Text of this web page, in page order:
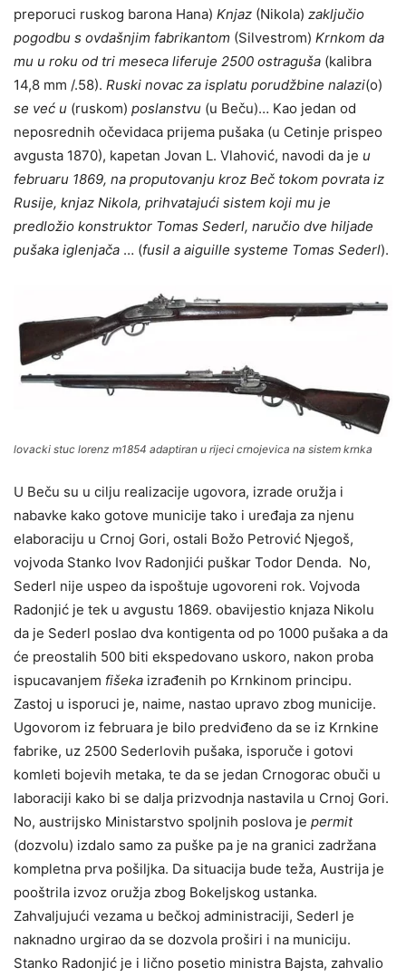
preporuci ruskog barona Hana) Knjaz (Nikola) zaključio
pogodbu s ovdašnjim fabrikantom (Silvestrom) Krnkom da
mu u roku od tri meseca liferuje 2500 ostraguša (kalibra
14,8 mm /.58). Ruski novac za isplatu porudžbine nalazi(o)
se već u (ruskom) poslanstvu (u Beču)… Kao jedan od
neposrednih očevidaca prijema pušaka (u Cetinje prispeo
avgusta 1870), kapetan Jovan L. Vlahović, navodi da je u
februaru 1869, na proputovanju kroz Beč tokom povrata iz
Rusije, knjaz Nikola, prihvatajući sistem koji mu je
predložio konstruktor Tomas Sederl, naručio dve hiljade
pušaka iglenjača … (fusil a aiguille systeme Tomas Sederl).
lovacki stuc lorenz m1854 adaptiran u rijeci crnojevica na sistem krnka
U Beču su u cilju realizacije ugovora, izrade oružja i
nabavke kako gotove municije tako i uređaja za njenu
elaboraciju u Crnoj Gori, ostali Božo Petrović Njegoš,
vojvoda Stanko Ivov Radonjići puškar Todor Denda. No,
Sederl nije uspeo da ispoštuje ugovoreni rok. Vojvoda
Radonjić je tek u avgustu 1869. obavijestio knjaza Nikolu
da je Sederl poslao dva kontigenta od po 1000 pušaka a da
će preostalih 500 biti ekspedovano uskoro, nakon proba
ispucavanjem fišeka izrađenih po Krnkinom principu.
Zastoj u isporuci je, naime, nastao upravo zbog municije.
Ugovorom iz februara je bilo predviđeno da se iz Krnkine
fabrike, uz 2500 Sederlovih pušaka, isporuče i gotovi
komleti bojevih metaka, te da se jedan Crnogorac obuči u
laboraciji kako bi se dalja prizvodnja nastavila u Crnoj Gori.
No, austrijsko Ministarstvo spoljnih poslova je permit
(dozvolu) izdalo samo za puške pa je na granici zadržana
kompletna prva pošiljka. Da situacija bude teža, Austrija je
pooštrila izvoz oružja zbog Bokeljskog ustanka.
Zahvaljujući vezama u bečkoj administraciji, Sederl je
naknadno urgirao da se dozvola proširi i na municiju.
Stanko Radonjić je i lično posetio ministra Bajsta, zahvalio